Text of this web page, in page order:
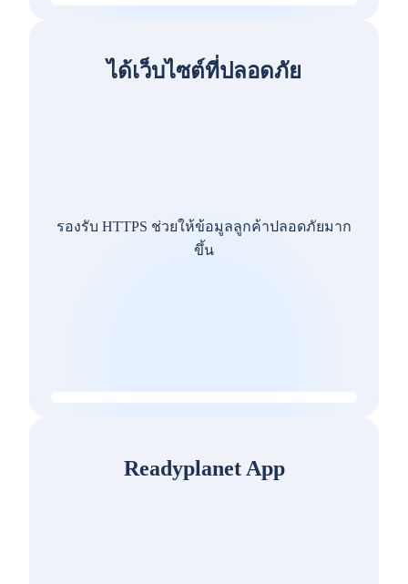
ได้เว็บไซต์ที่ปลอดภัย
รองรับ HTTPS ช่วยให้ข้อมูลลูกค้าปลอดภัยมาก
ขึ้น
Readyplanet App